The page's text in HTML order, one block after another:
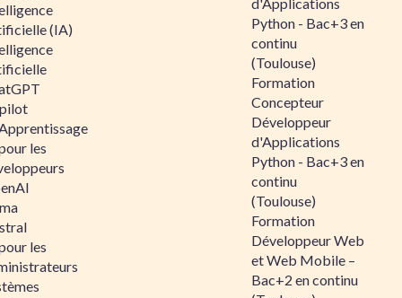
(IA)
les
les
Python - Bac+3 en
continu
(Toulouse)
Formation
Concepteur
Développeur
d'Applications
Python - Bac+3 en
continu
(Toulouse)
Formation
Développeur Web
et Web Mobile –
Bac+2 en continu